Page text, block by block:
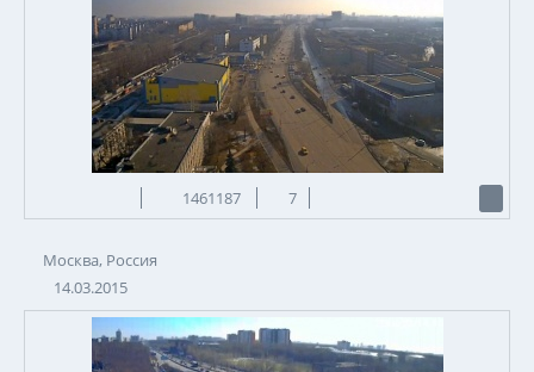
1461187 7
Москва, Россия
14.03.2015